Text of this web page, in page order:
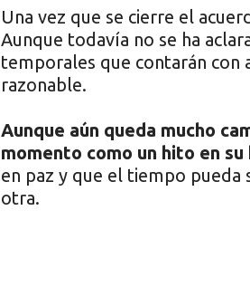
Una vez que se cierre el
Aunque todavía no se ha
temporales que contarán con
razonable.
Aunque aún queda mucho
momento como un hito en
en paz y que el tiempo pueda
otra.